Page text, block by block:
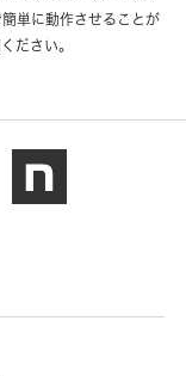
単に動作させることが
ださい。